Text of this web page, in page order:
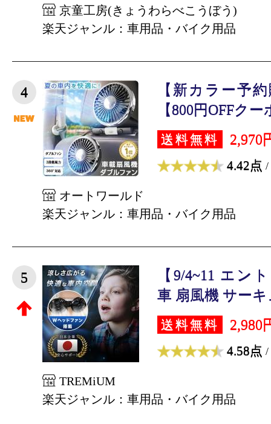
京童工房(きょうわらべこうぼう)
楽天ジャンル：車用品・バイク用品
4
【新カラー予
【800円OFFク
送料無料 2,970
4.42点 /
オートワールド
楽天ジャンル：車用品・バイク用品
5
【9/4~11 エン
車 扇風機 サー
送料無料 2,980
4.58点 /
TREMiUM
楽天ジャンル：車用品・バイク用品